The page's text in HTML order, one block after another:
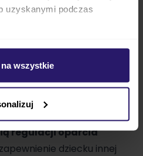
uzyskanymi podczas
wszystkie
dobrą
jest bardzo przyjemny i
również fotelik
regulacji oparcia
dziecku innej